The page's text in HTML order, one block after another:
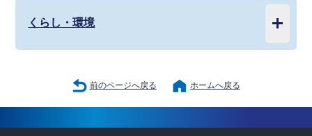
くらし・環境
前のページへ戻る ホームへ戻る